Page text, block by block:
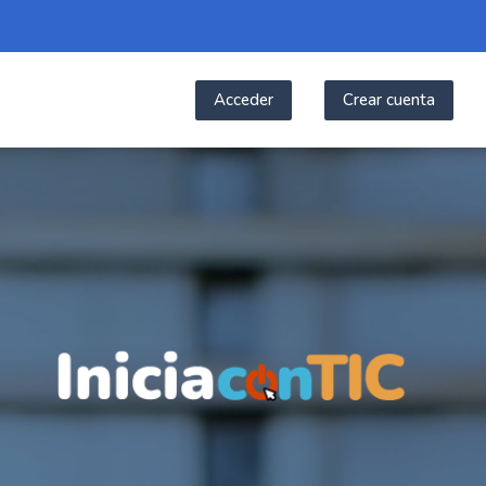
Acceder Crear cuenta